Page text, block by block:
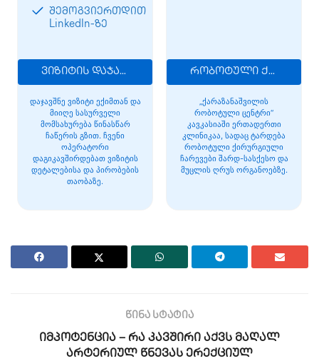
შემოგვიერთდით
LinkedIn-ზე
ვიზიტის დაჯავშნა
დაჯავშნე ვიზიტი ექიმთან და
მიიღე სასურველი
მომსახურება წინასწარ
ჩაწერის გზით. ჩვენი
ოპერატორი
დაგიკავშირდებათ ვიზიტის
დეტალებისა და პირობების
თაობაზე.
რობოტული ქირურგია
„ქარაზანაშვილის
რობოტული ცენტრი“
კავკასიაში ერთადერთი
კლინიკაა, სადაც ტარდება
რობოტული ქირურგიული
ჩარევები შარდ-სასქესო და
მუცლის ღრუს ორგანოებზე.
წინა სტატია
იმპოტენცია – რა კავშირი აქვს მაღალ
არტერიულ წნევას ერექციულ